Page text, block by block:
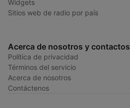
Widgets
Sitios web de radio por país
Acerca de nosotros y contactos
Política de privacidad
Términos del servicio
Acerca de nosotros
Contáctenos